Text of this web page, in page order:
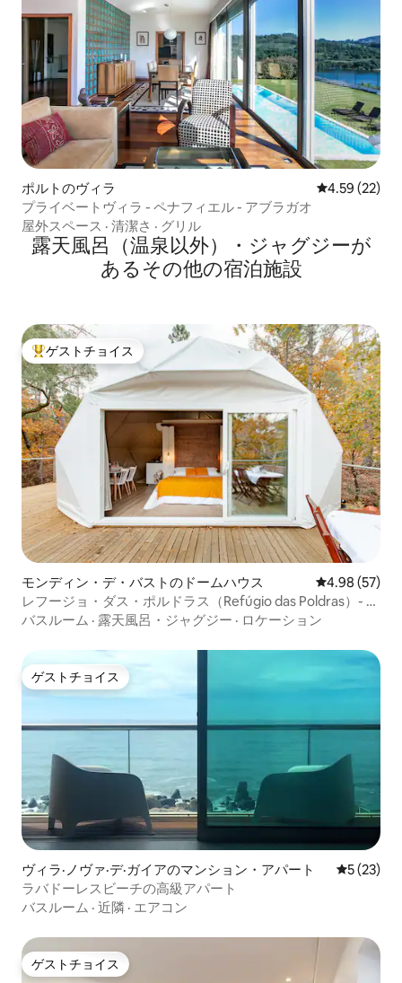
ポルトのヴィラ レビュー22
4.59 (22)
プライベートヴィラ - ペナフィエル - アブラガオ
屋外スペース · 清潔さ · グリル
露天風呂（温泉以外）・ジャグジーが
あるその他の宿泊施設
大好評のゲストチョイスです。
ゲストチョイス
モンディン・デ・バストのドームハウス レビュー57
4.98 (57)
レフージョ・ダス・ポルドラス（Refúgio das Poldras）- グ
ランピング
バスルーム · 露天風呂・ジャグジー · ロケーション
ゲストチョイス
ゲストチョイス
ヴィラ·ノヴァ·デ·ガイアのマンション・アパート レビュー
5 (23)
ラバドーレスビーチの高級アパート
バスルーム · 近隣 · エアコン
ゲストチョイス
ゲストチョイス